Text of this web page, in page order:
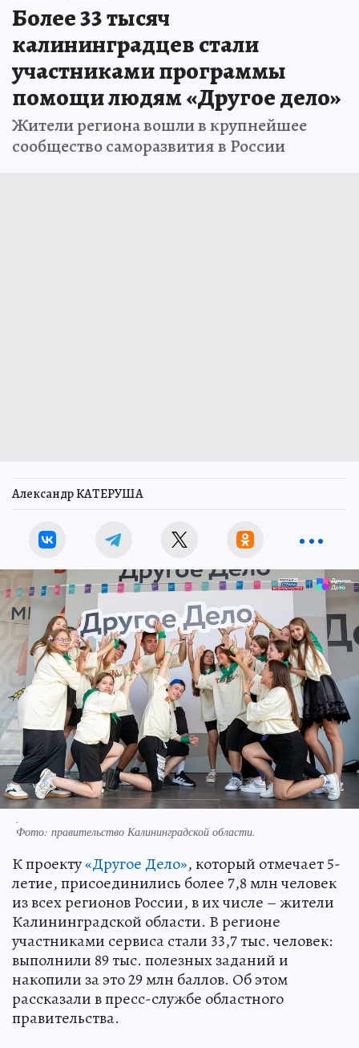
Более 33 тысяч
калининградцев стали
участниками программы
помощи людям «Другое дело»
Жители региона вошли в крупнейшее
сообщество саморазвития в России
Александр КАТЕРУША
.
Фото: правительство Калининградской области.
К проекту«Другое Дело», который отмечает 5-
летие, присоединились более 7,8 млн человек
из всех регионов России, в их числе – жители
Калининградской области. В регионе
участниками сервиса стали 33,7 тыс. человек:
выполнили 89 тыс. полезных заданий и
накопили за это 29 млн баллов. Об этом
рассказали в пресс-службе областного
правительства.